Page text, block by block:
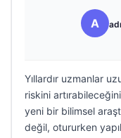
A
Yıllardır uzmanlar
riskini
yeni bir bilimsel
değil, otururken